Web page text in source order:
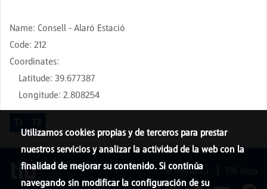
Name: Consell - Alaró Estació
Code: 212
Coordinates:
Latitude: 39.677387
Longitude: 2.808254
Utilizamos cookies propias y de terceros para prestar
nuestros servicios y analizar la actividad de la web con la
finalidad de mejorar su contenido. Si continúa
navegando sin modificar la configuración de su
TIB Menorca